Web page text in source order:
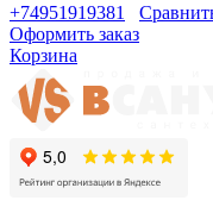
+74951919381
Оформить заказ
Корзина